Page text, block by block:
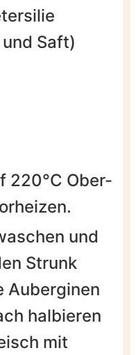
Saft)
220°C Ober-
und
Strunk
Auberginen
halbieren
mit